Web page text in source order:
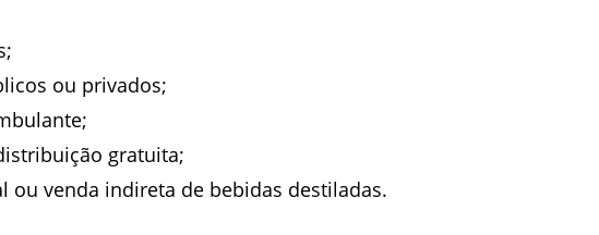
ou privados;
gratuita;
ou venda indireta de bebidas destiladas.